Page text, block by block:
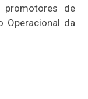
de
Operacional da